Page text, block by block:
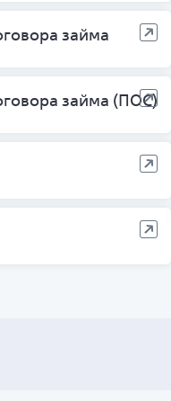
займа
займа (ПОС)